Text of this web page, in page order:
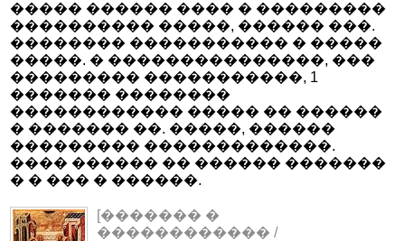
����� ������ ���� � ���������
���������� �����, ������ ���.
�������� ����������� � �����
�����. � ���������������, ���
��������� �����������, 1
������� ��������
������������ ����� �� ������
� ������� ��. �����, ������
��������� �������������.
���� ������ �� ������ �������
� � ��� � ������.
[������� �
������������ /